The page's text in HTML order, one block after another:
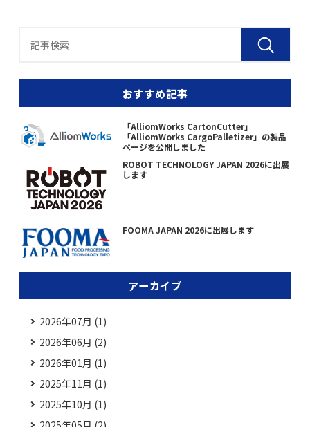
おすすめ記事
「AlliomWorks CartonCutter」
「AlliomWorks CargoPalletizer」の製品
ページを公開しました
ROBOT TECHNOLOGY JAPAN 2026に出展
します
FOOMA JAPAN 2026に出展します
アーカイブ
2026年07月 (1)
2026年06月 (2)
2026年01月 (1)
2025年11月 (1)
2025年10月 (1)